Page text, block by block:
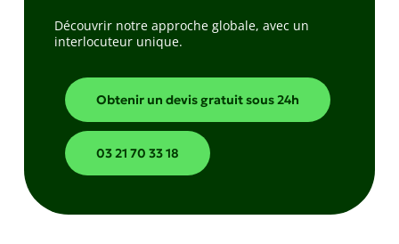
Découvrir notre approche globale, avec un
interlocuteur unique.
Obtenir un devis gratuit sous 24h
03 21 70 33 18